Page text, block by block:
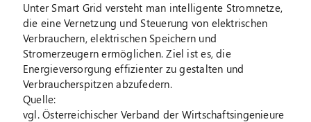
Unter Smart Grid versteht man intelligente Stromnetze,
die eine Vernetzung und Steuerung von elektrischen
Verbrauchern, elektrischen Speichern und
Stromerzeugern ermöglichen. Ziel ist es, die
Energieversorgung effizienter zu gestalten und
Verbraucherspitzen abzufedern.
Quelle:
vgl. Österreichischer Verband der Wirtschaftsingenieure